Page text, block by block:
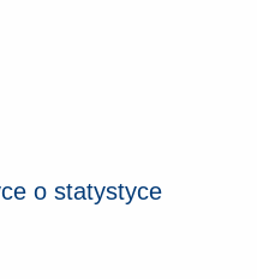
o statystyce